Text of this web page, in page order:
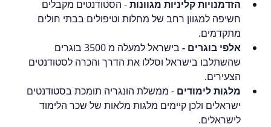
הזדמנויות קליניות מגוונות - הסטודנטים מקבלים
חשיפה למגוון רחב של מחלות וטיפולים בבתי חולים
מתקדמים.
אלפי בוגרים -
בישראל למעלה מ 3500 בוגרים
שהשתלבו בישראל וסללו את הדרך והכרה לסטודנטים
הצעירים.
מלגות לימודים - ממשלת הונגריה תומכת בסטודנטים
ישראלים ולכן קיימים מלגות מלאות של שכר הלימוד
לישראלים.